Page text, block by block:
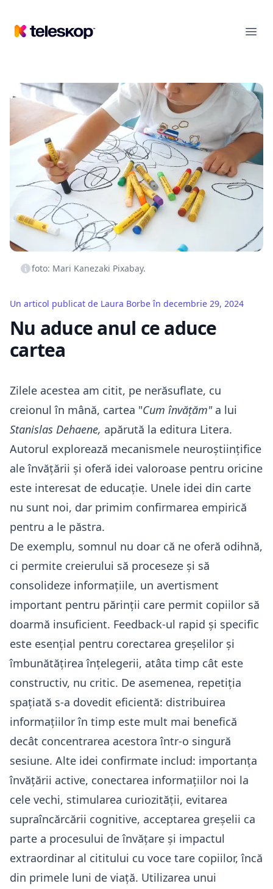
Teleskop
foto: Mari Kanezaki Pixabay.
Un articol publicat de Laura Borbeîn decembrie 29, 2024
Nu aduce anul ce aduce
cartea
Zilele acestea am citit, pe nerăsuflate, cu
creionul în mână, cartea "Cum învățăm"a lui
Stanislas Dehaene, apărută la editura Litera.
Autorul explorează mecanismele neuroștiințifice
ale învățării și oferă idei valoroase pentru oricine
este interesat de educație. Unele idei din carte
nu sunt noi, dar primim confirmarea empirică
pentru a le păstra.
De exemplu, somnul nu doar că ne oferă odihnă,
ci permite creierului să proceseze și să
consolideze informațiile, un avertisment
important pentru părinții care permit copiilor să
doarmă insuficient. Feedback-ul rapid și specific
este esențial pentru corectarea greșelilor și
îmbunătățirea înțelegerii, atâta timp cât este
constructiv, nu critic. De asemenea, repetiția
spațiată s-a dovedit eficientă: distribuirea
informațiilor în timp este mult mai benefică
decât concentrarea acestora într-o singură
sesiune. Alte idei confirmate includ: importanța
învățării active, conectarea informațiilor noi la
cele vechi, stimularea curiozității, evitarea
supraîncărcării cognitive, acceptarea greșelii ca
parte a procesului de învățare și impactul
extraordinar al cititului cu voce tare copiilor, încă
din primele luni de viață. Utilizarea unui